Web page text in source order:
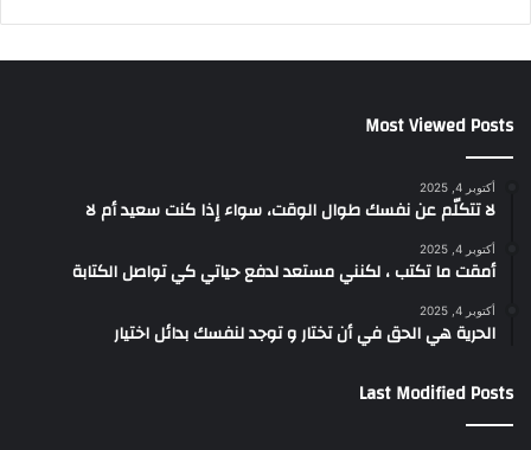
Most Viewed Posts
أكتوبر 4, 2025
لا تتكلّم عن نفسك طوال الوقت، سواء إذا كنت سعيد أم لا
أكتوبر 4, 2025
أمقت ما تكتب ، لكنني مستعد لدفع حياتي كي تواصل الكتابة
أكتوبر 4, 2025
الحرية هي الحق في أن تختار و توجد لنفسك بدائل اختيار
Last Modified Posts